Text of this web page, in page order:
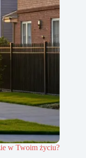
w Twoim życiu?